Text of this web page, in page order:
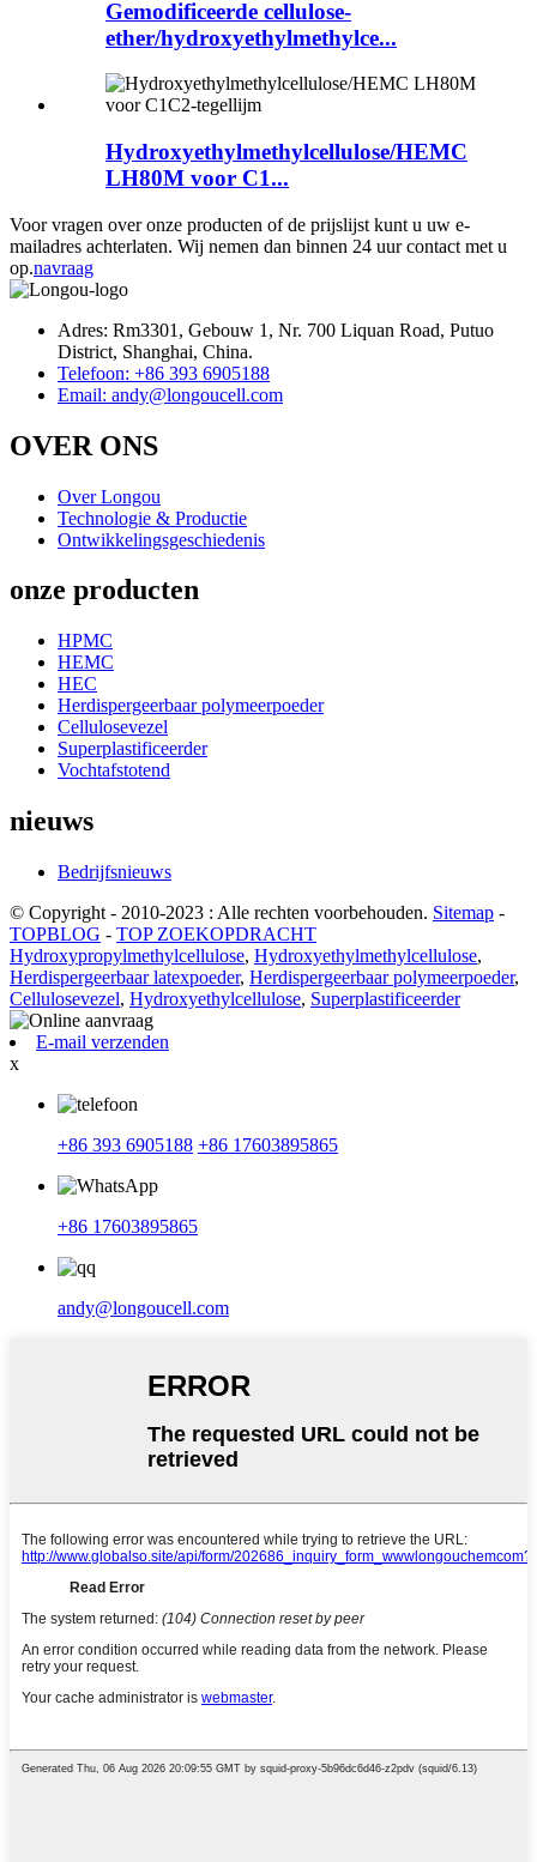
Gemodificeerde cellulose-
ether/hydroxyethylmethylce...
Hydroxyethylmethylcellulose/HEMC
LH80M voor C1...
Voor vragen over onze producten of de prijslijst kunt u uw e-
mailadres achterlaten. Wij nemen dan binnen 24 uur contact met u
op.navraag
Adres: Rm3301, Gebouw 1, Nr. 700 Liquan Road, Putuo
District, Shanghai, China.
Telefoon: +86 393 6905188
Email: andy@longoucell.com
OVER ONS
Over Longou
Technologie & Productie
Ontwikkelingsgeschiedenis
onze producten
HPMC
HEMC
HEC
Herdispergeerbaar polymeerpoeder
Cellulosevezel
Superplastificeerder
Vochtafstotend
nieuws
Bedrijfsnieuws
© Copyright - 2010-2023 : Alle rechten voorbehouden. Sitemap -
TOPBLOG - TOP ZOEKOPDRACHT
Hydroxypropylmethylcellulose, Hydroxyethylmethylcellulose,
Herdispergeerbaar latexpoeder, Herdispergeerbaar polymeerpoeder,
Cellulosevezel, Hydroxyethylcellulose, Superplastificeerder
E-mail verzenden
x
+86 393 6905188 +86 17603895865
+86 17603895865
andy@longoucell.com